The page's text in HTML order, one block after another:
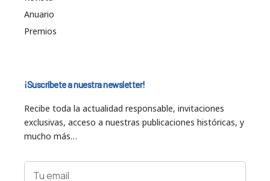
Anuario
Premios
¡Suscríbete a nuestra newsletter!
Recibe toda la actualidad responsable, invitaciones
exclusivas, acceso a nuestras publicaciones históricas, y
mucho más…